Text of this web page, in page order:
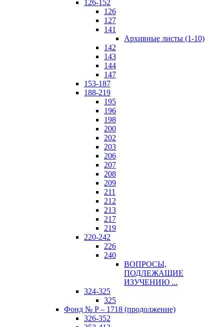
126-152
126
127
141
Архивные листы (1-10)
142
143
144
147
153-187
188-219
195
196
198
200
202
203
206
207
208
209
211
212
213
217
219
220-242
226
240
ВОПРОСЫ,
ПОДЛЕЖАЩИЕ
ИЗУЧЕНИЮ ...
324-325
325
Фонд № P – 1718 (продолжение)
326-352